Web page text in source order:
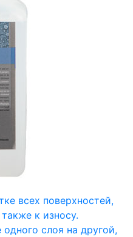
всех поверхностей,
к износу.
слоя на другой,